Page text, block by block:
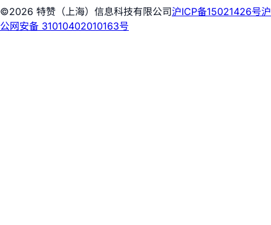
©2026 特赞（上海）信息科技有限公司沪ICP备15021426号沪
公网安备 31010402010163号